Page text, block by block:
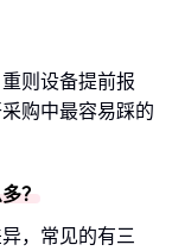
则设备提前报
购中最容易踩的
？
，常见的有三